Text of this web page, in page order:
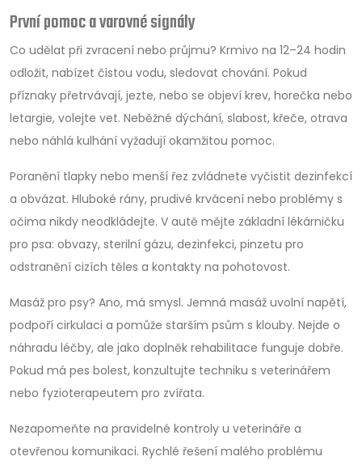
První pomoc a varovné signály
Co udělat při zvracení nebo průjmu? Krmivo na 12–24 hodin
odložit, nabízet čistou vodu, sledovat chování. Pokud
příznaky přetrvávají, jezte, nebo se objeví krev, horečka nebo
letargie, volejte vet. Neběžné dýchání, slabost, křeče, otrava
nebo náhlá kulhání vyžadují okamžitou pomoc.
Poranění tlapky nebo menší řez zvládnete vyčistit dezinfekcí
a obvázat. Hluboké rány, prudivé krvácení nebo problémy s
očima nikdy neodkládejte. V autě mějte základní lékárničku
pro psa: obvazy, sterilní gázu, dezinfekci, pinzetu pro
odstranění cizích těles a kontakty na pohotovost.
Masáž pro psy? Ano, má smysl. Jemná masáž uvolní napětí,
podpoří cirkulaci a pomůže starším psům s klouby. Nejde o
náhradu léčby, ale jako doplněk rehabilitace funguje dobře.
Pokud má pes bolest, konzultujte techniku s veterinářem
nebo fyzioterapeutem pro zvířata.
Nezapomeňte na pravidelné kontroly u veterináře a
otevřenou komunikaci. Rychlé řešení malého problému